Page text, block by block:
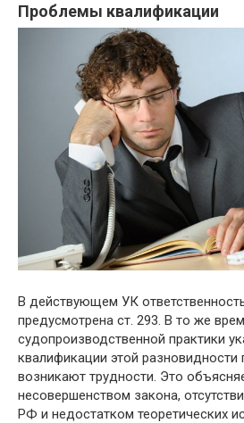
Проблемы квалификации
В действующем УК
предусмотрена ст. 293. В то же
судопроизводственной практики
квалификации этой разновидности
возникают трудности. Это
несовершенством закона,
РФ и недостатком теоретических